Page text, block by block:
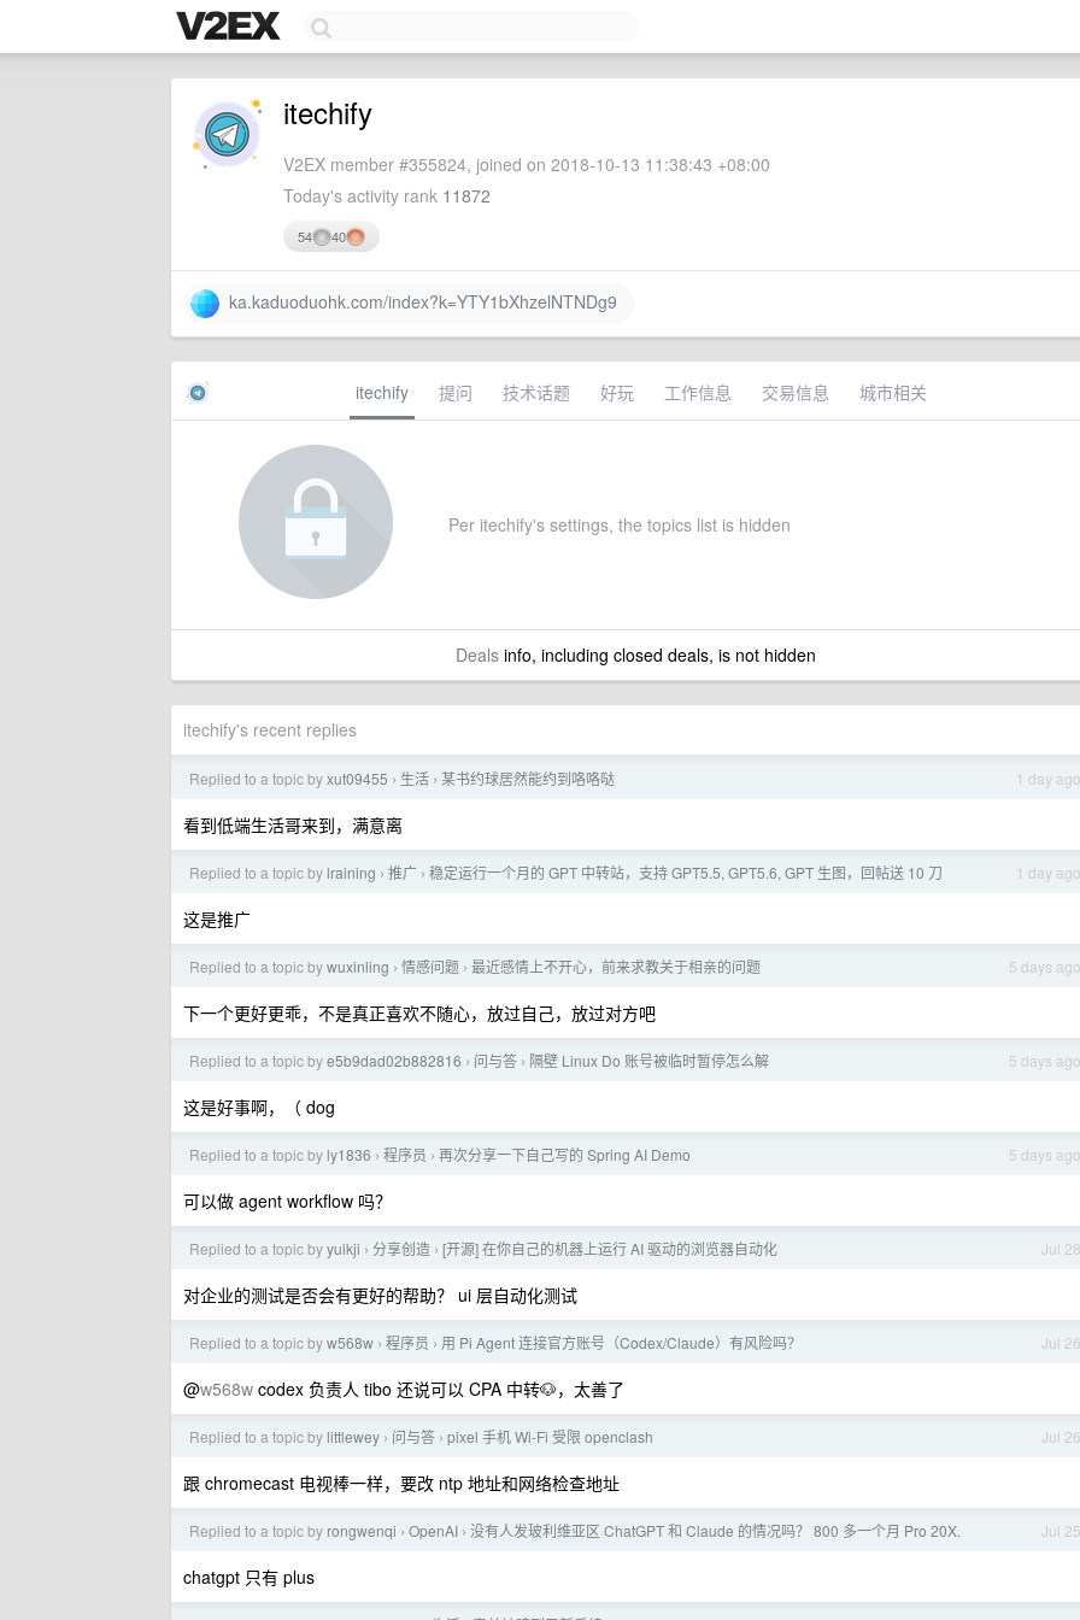
itechify
V2EX member #355824, joined on 2018-10-13 11:38:43 +08:00
Today's activity rank 11872
54 40
ka.kaduoduohk.com/index?k=YTY1bXhzelNTNDg9
itechify 提问 技术话题 好玩 工作信息 交易信息 城市相关
Per itechify's settings, the topics list is hidden
Dealsinfo, including closed deals, is not hidden
itechify's recent replies
1 day ago
Replied to a topic byxut09455 › 生活 › 某书约球居然能约到咯咯哒
看到低端生活哥来到，满意离
1 day ago
Replied to a topic by lraining › 推广 › 稳定运行一个月的 GPT 中转站，支持 GPT5.5, GPT5.6, GPT 生图，回帖送 10 刀
这是推广
5 days ago
Replied to a topic bywuxinling › 情感问题 › 最近感情上不开心，前来求教关于相亲的问题
下一个更好更乖，不是真正喜欢不随心，放过自己，放过对方吧
5 days ago
Replied to a topic bye5b9dad02b882816 › 问与答 › 隔壁 Linux Do 账号被临时暂停怎么解
这是好事啊，（ dog
5 days ago
Replied to a topic by ly1836 › 程序员 › 再次分享一下自己写的 Spring AI Demo
可以做 agent workflow 吗？
Jul 28
Replied to a topic byyuikji › 分享创造 › [开源] 在你自己的机器上运行 AI 驱动的浏览器自动化
对企业的测试是否会有更好的帮助？ ui 层自动化测试
Jul 26
Replied to a topic byw568w › 程序员 › 用 Pi Agent 连接官方账号（Codex/Claude）有风险吗？
@w568w codex 负责人 tibo 还说可以 CPA 中转🐶，太善了
Jul 26
Replied to a topic by littlewey › 问与答 › pixel 手机 Wi-Fi 受限 openclash
跟 chromecast 电视棒一样，要改 ntp 地址和网络检查地址
Jul 25
Replied to a topic by rongwenqi › OpenAI › 没有人发玻利维亚区 ChatGPT 和 Claude 的情况吗？ 800 多一个月 Pro 20X.
chatgpt 只有 plus